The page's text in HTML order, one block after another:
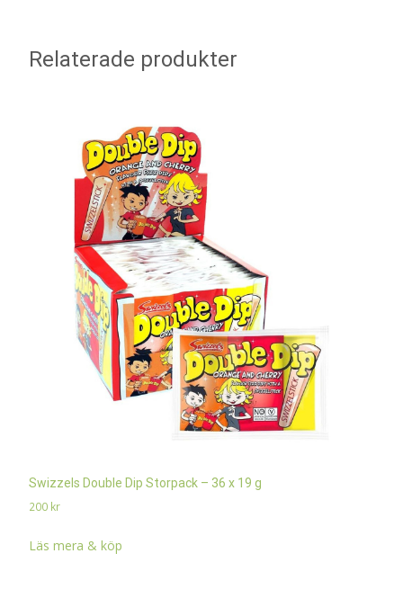
Relaterade produkter
Swizzels Double Dip Storpack – 36 x 19 g
200 kr
Läs mera & köp